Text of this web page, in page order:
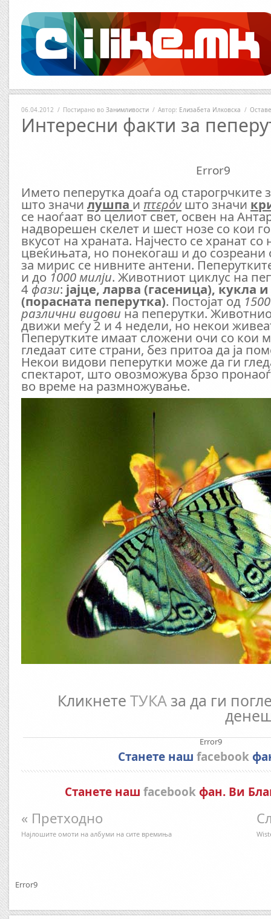
06.04.2012 / Постирано во Занимливости / Автор: Елизабета Илковска /
Интересни факти за
Error9
Името пеперутка доаѓа од старогрчките
што значи лушпа и πτερόν што значи
се наоѓаат во целиот свет, освен на
надворешен скелет и шест нозе со кои
вкусот на храната. Најчесто се хранат со
цвеќињата, но понекогаш и до
за мирис се нивните антени.
и до 1000 милји. Животниот циклус на
4 фази: јајцe, ларва (гaсеница), кукла
(порасната пеперутка). Постојат од
различни видови на пеперутки.
движи меѓу 2 и 4 недели, но некои
Пеперутките имаат сложени очи со кои
гледаат сите страни, без притоа да ја
Некои видови пеперутки може да ги
спектарот, што овозможува брзо
во време на размножување.
Кликнете ТУКАза да ги
Станете наш facebook
Станете наш facebookфан. Ви
« Претходно
Најлошите омоти на албуми на сите времиња
Error9
Error9